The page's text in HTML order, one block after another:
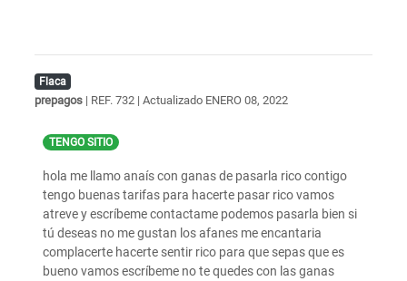
Flaca
prepagos | REF. 732 | Actualizado ENERO 08, 2022
TENGO SITIO
hola me llamo anaís con ganas de pasarla rico contigo
tengo buenas tarifas para hacerte pasar rico vamos
atreve y escríbeme contactame podemos pasarla bien si
tú deseas no me gustan los afanes me encantaria
complacerte hacerte sentir rico para que sepas que es
bueno vamos escríbeme no te quedes con las ganas